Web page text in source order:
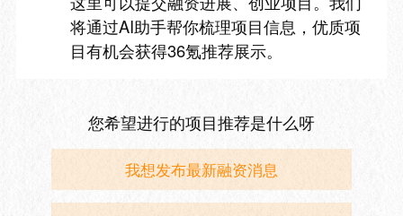
将通过AI助手帮你梳理项目信息，优质项
目有机会获得36氪推荐展示。
您希望进行的项目推荐是什么呀
我想发布最新融资消息